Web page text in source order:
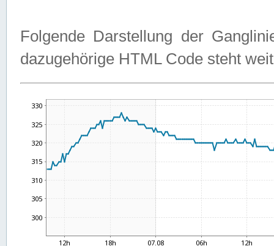
Folgende Darstellung der
dazugehörige HTML Code steht